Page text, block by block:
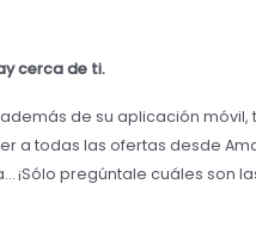
cerca de ti.
de su aplicación móvil,
a todas las ofertas desde
¡Sólo pregúntale cuáles son